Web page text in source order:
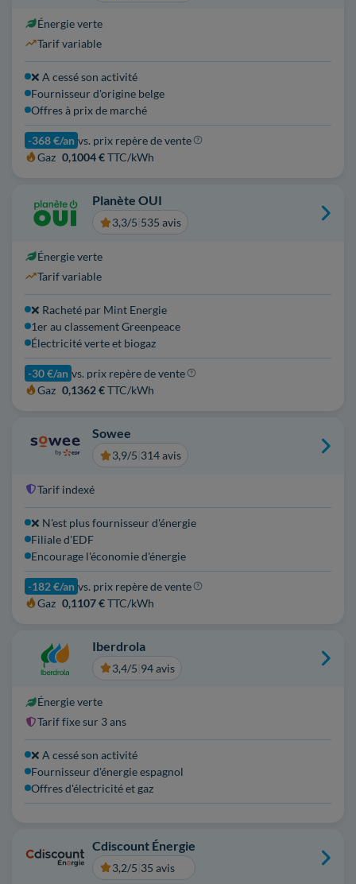
Énergie verte
Tarif variable
❌ A cessé son activité
Fournisseur d'origine belge
Offres à prix de marché
-368 €/an vs. prix repère de vente
Gaz 0,1004 €TTC/kWh
Planète OUI
3,3/5 535 avis
Énergie verte
Tarif variable
❌ Racheté par Mint Energie
1er au classement Greenpeace
Électricité verte et biogaz
-30 €/an vs. prix repère de vente
Gaz 0,1362 €TTC/kWh
Sowee
3,9/5 314 avis
Tarif indexé
❌ N'est plus fournisseur d'énergie
Filiale d'EDF
Encourage l'économie d'énergie
-182 €/an vs. prix repère de vente
Gaz 0,1107 €TTC/kWh
Iberdrola
3,4/5 94 avis
Énergie verte
Tarif fixe sur 3 ans
❌ A cessé son activité
Fournisseur d'énergie espagnol
Offres d'électricité et gaz
Cdiscount Énergie
3,2/5 35 avis